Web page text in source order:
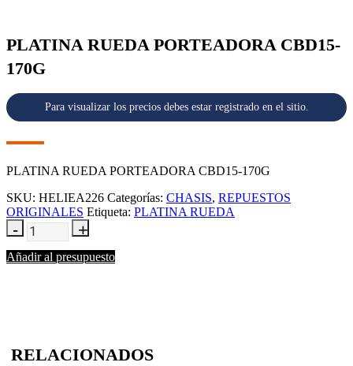
PLATINA RUEDA PORTEADORA CBD15-
170G
Para visualizar los precios debes estar registrado en el sitio.
PLATINA RUEDA PORTEADORA CBD15-170G
SKU: HELIEA226 Categorías: CHASIS, REPUESTOS
ORIGINALES Etiqueta: PLATINA RUEDA
Añadir al presupuesto
RELACIONADOS